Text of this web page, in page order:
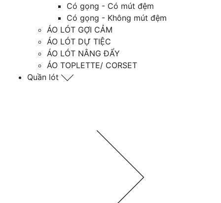
Có gọng - Có mút đệm
Có gọng - Không mút đệm
ÁO LÓT GỢI CẢM
ÁO LÓT DỰ TIỆC
ÁO LÓT NÂNG ĐẨY
ÁO TOPLETTE/ CORSET
Quần lót